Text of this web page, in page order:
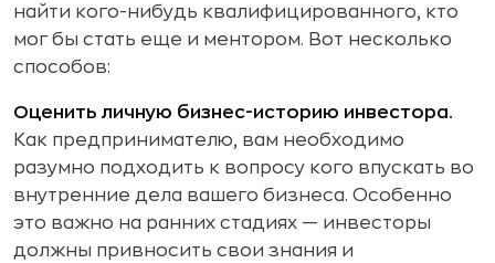
найти кого-нибудь квалифицированного, кто
мог бы стать еще и ментором. Вот несколько
способов:
Оценить личную бизнес-историю инвестора.
Как предпринимателю, вам необходимо
разумно подходить к вопросу кого впускать во
внутренние дела вашего бизнеса. Особенно
это важно на ранних стадиях — инвесторы
должны привносить свои знания и